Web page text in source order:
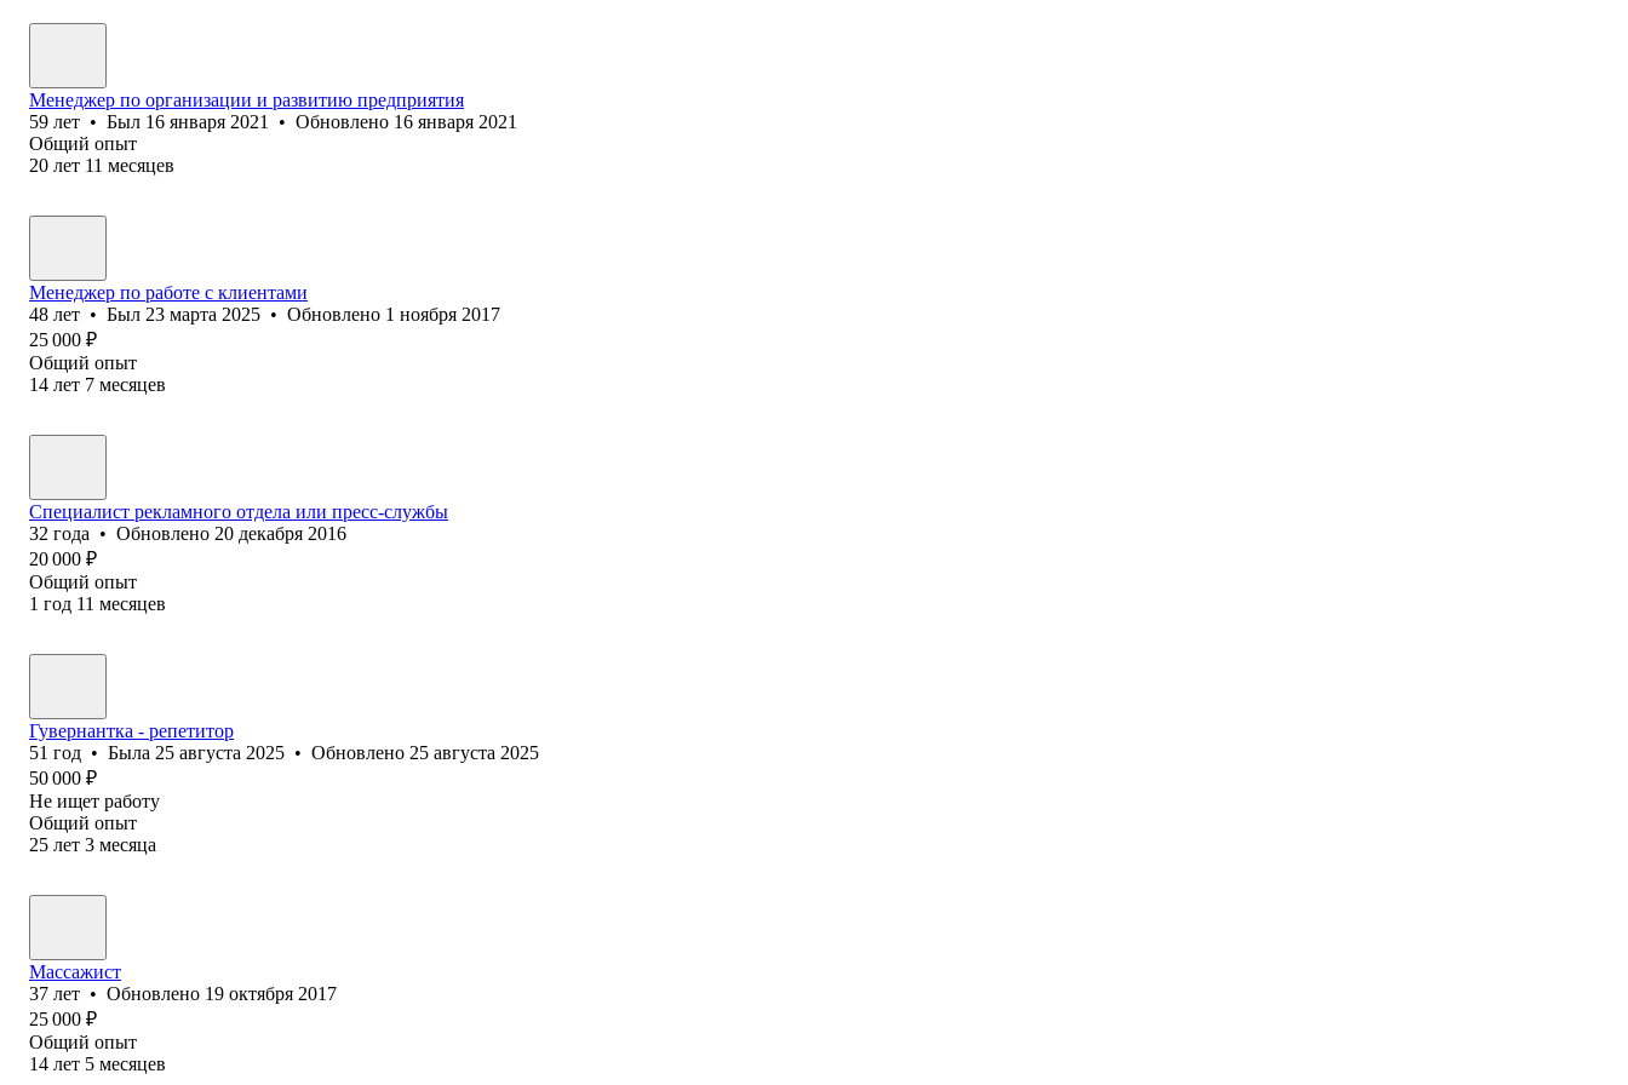
Менеджер по организации и развитию предприятия
59 лет • Был 16 января 2021 • Обновлено 16 января 2021
Общий опыт
20 лет 11 месяцев
Менеджер по работе с клиентами
48 лет • Был 23 марта 2025 • Обновлено 1 ноября 2017
25 000 ₽
Общий опыт
14 лет 7 месяцев
Специалист рекламного отдела или пресс-службы
32 года • Обновлено 20 декабря 2016
20 000 ₽
Общий опыт
1 год 11 месяцев
Гувернантка - репетитор
51 год • Была 25 августа 2025 • Обновлено 25 августа 2025
50 000 ₽
Не ищет работу
Общий опыт
25 лет 3 месяца
Массажист
37 лет • Обновлено 19 октября 2017
25 000 ₽
Общий опыт
14 лет 5 месяцев